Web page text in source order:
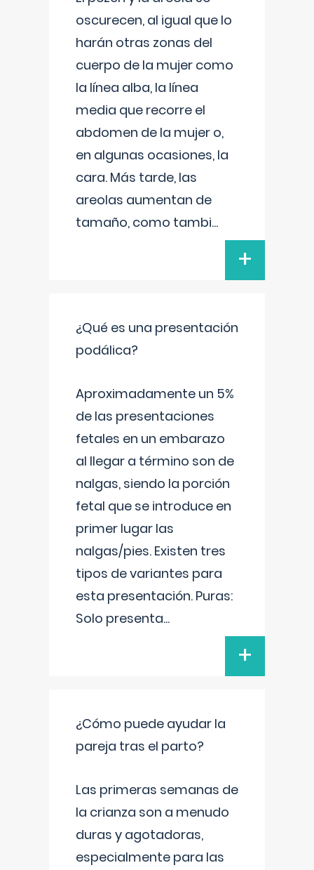
oscurecen, al igual que lo
harán otras zonas del
cuerpo de la mujer como
la línea alba, la línea
media que recorre el
abdomen de la mujer o,
en algunas ocasiones, la
cara. Más tarde, las
areolas aumentan de
tamaño, como tambi...
+
¿Qué es una presentación
podálica?
Aproximadamente un 5%
de las presentaciones
fetales en un embarazo
al llegar a término son de
nalgas, siendo la porción
fetal que se introduce en
primer lugar las
nalgas/pies. Existen tres
tipos de variantes para
esta presentación. Puras:
Solo presenta...
+
¿Cómo puede ayudar la
pareja tras el parto?
Las primeras semanas de
la crianza son a menudo
duras y agotadoras,
especialmente para las